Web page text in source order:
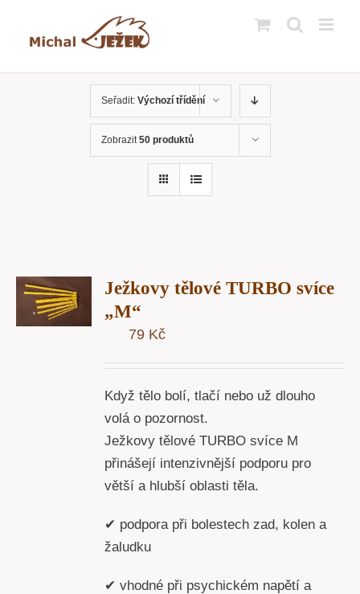
Seřadit: Výchozí třídění
Zobrazit50 produktů
Ježkovy tělové TURBO svíce
„M“
79 Kč
Když tělo bolí, tlačí nebo už dlouho
volá o pozornost.
Ježkovy tělové TURBO svíce M
přinášejí intenzivnější podporu pro
větší a hlubší oblasti těla.
✔ podpora při bolestech zad, kolen a
žaludku
✔ vhodné při psychickém napětí a